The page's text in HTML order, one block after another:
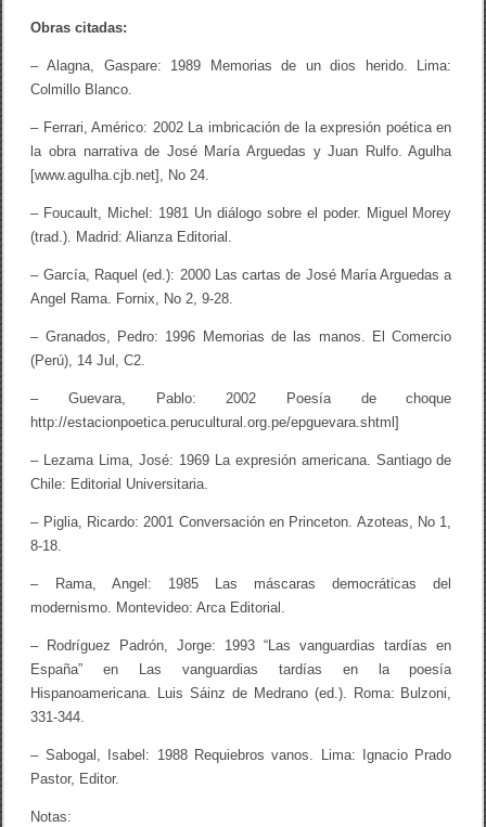
Obras citadas:
– Alagna, Gaspare: 1989 Memorias de un dios herido. Lima:
Colmillo Blanco.
– Ferrari, Américo: 2002 La imbricación de la expresión poética en
la obra narrativa de José María Arguedas y Juan Rulfo. Agulha
[www.agulha.cjb.net], No 24.
– Foucault, Michel: 1981 Un diálogo sobre el poder. Miguel Morey
(trad.). Madrid: Alianza Editorial.
– García, Raquel (ed.): 2000 Las cartas de José María Arguedas a
Angel Rama. Fornix, No 2, 9-28.
– Granados, Pedro: 1996 Memorias de las manos. El Comercio
(Perú), 14 Jul, C2.
– Guevara, Pablo: 2002 Poesía de choque
http://estacionpoetica.perucultural.org.pe/epguevara.shtml]
– Lezama Lima, José: 1969 La expresión americana. Santiago de
Chile: Editorial Universitaria.
– Piglia, Ricardo: 2001 Conversación en Princeton. Azoteas, No 1,
8-18.
– Rama, Angel: 1985 Las máscaras democráticas del
modernismo. Montevideo: Arca Editorial.
– Rodríguez Padrón, Jorge: 1993 “Las vanguardias tardías en
España” en Las vanguardias tardías en la poesía
Hispanoamericana. Luis Sáinz de Medrano (ed.). Roma: Bulzoni,
331-344.
– Sabogal, Isabel: 1988 Requiebros vanos. Lima: Ignacio Prado
Pastor, Editor.
Notas: